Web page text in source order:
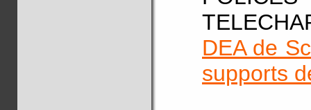
DEA de
supports